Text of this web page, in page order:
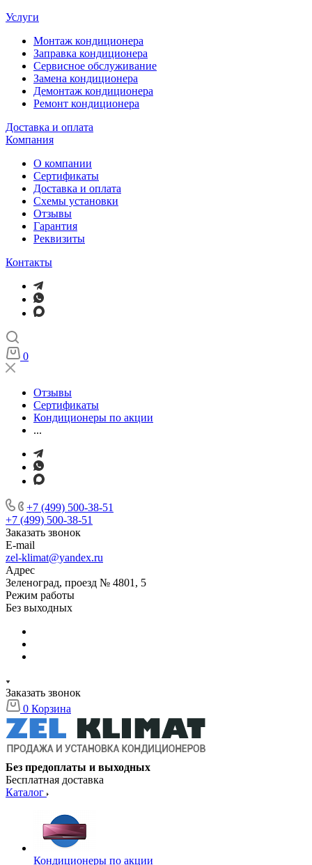
Услуги
Монтаж кондиционера
Заправка кондиционера
Сервисное обслуживание
Замена кондиционера
Демонтаж кондиционера
Ремонт кондиционера
Доставка и оплата
Компания
О компании
Сертификаты
Доставка и оплата
Схемы установки
Отзывы
Гарантия
Реквизиты
Контакты
0
Отзывы
Сертификаты
Кондиционеры по акции
...
+7 (499) 500-38-51
+7 (499) 500-38-51
Заказать звонок
E-mail
zel-klimat@yandex.ru
Адрес
Зеленоград, проезд № 4801, 5
Режим работы
Без выходных
Заказать звонок
0 Корзина
Без предоплаты и выходных
Бесплатная доставка
Каталог
Кондиционеры по акции